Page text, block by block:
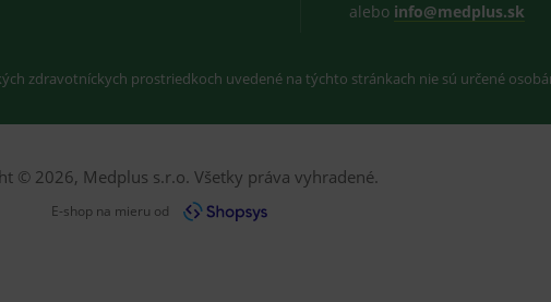
alebo info@medplus.sk
zdravotníckych prostriedkoch uvedené na týchto stránkach nie sú určené
© 2026, Medplus s.r.o. Všetky práva vyhradené.
E-shop na mieru od